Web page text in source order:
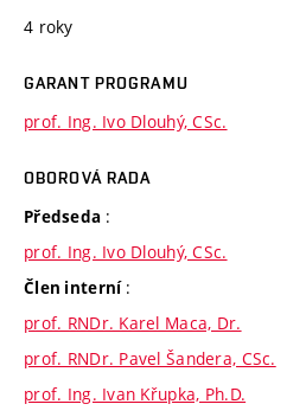
4 roky
GARANT PROGRAMU
prof. Ing. Ivo Dlouhý, CSc.
OBOROVÁ RADA
Předseda :
prof. Ing. Ivo Dlouhý, CSc.
Člen interní :
prof. RNDr. Karel Maca, Dr.
prof. RNDr. Pavel Šandera, CSc.
prof. Ing. Ivan Křupka, Ph.D.